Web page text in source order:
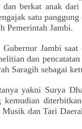
danberkat anak dari
satu
Pemerintah Jambi.
Jambi saat
dan
Saragih sebagai
yakni Surya
kemudian
Musik dan Tari